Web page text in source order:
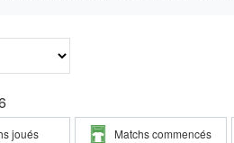
joués Matchs commencés